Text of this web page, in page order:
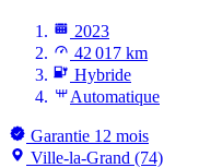
2023
42 017 km
Hybride
Automatique
Garantie 12 mois
Ville-la-Grand (74)